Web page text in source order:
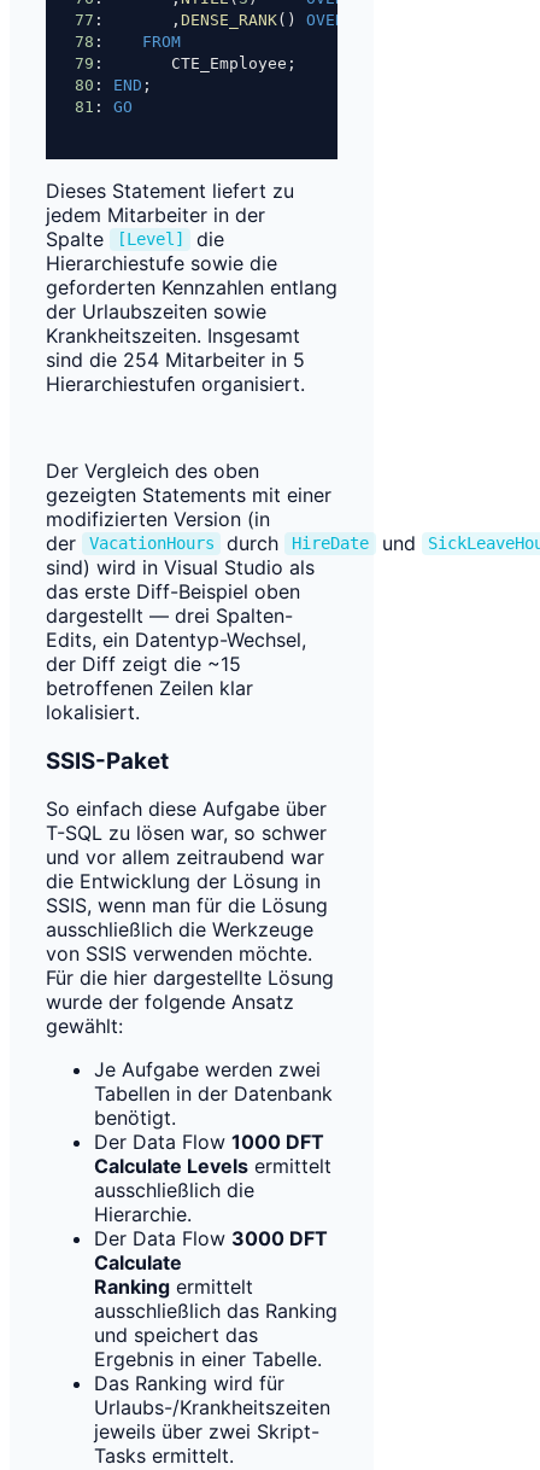
77 :       , DENSE_RANK() OVER
78 : FROM
79 :       CTE_Employee;
80 : END ;
81 : GO
Dieses Statement liefert zu
jedem Mitarbeiter in der
Spalte
[Level]
die
Hierarchiestufe sowie die
geforderten Kennzahlen entlang
der Urlaubszeiten sowie
Krankheitszeiten. Insgesamt
sind die 254 Mitarbeiter in 5
Hierarchiestufen organisiert.
Der Vergleich des oben
gezeigten Statements mit einer
modifizierten Version (in
der
VacationHours durch HireDate und
sind) wird in Visual Studio als
das erste Diff-Beispiel oben
dargestellt — drei Spalten-
Edits, ein Datentyp-Wechsel,
der Diff zeigt die ~15
betroffenen Zeilen klar
lokalisiert.
SSIS-Paket
So einfach diese Aufgabe über
T-SQL zu lösen war, so schwer
und vor allem zeitraubend war
die Entwicklung der Lösung in
SSIS, wenn man für die Lösung
ausschließlich die Werkzeuge
von SSIS verwenden möchte.
Für die hier dargestellte Lösung
wurde der folgende Ansatz
gewählt:
Je Aufgabe werden zwei
Tabellen in der Datenbank
benötigt.
Der Data Flow 1000 DFT
Calculate Levels ermittelt
ausschließlich die
Hierarchie.
Der Data Flow 3000 DFT
Calculate
Ranking ermittelt
ausschließlich das Ranking
und speichert das
Ergebnis in einer Tabelle.
Das Ranking wird für
Urlaubs-/Krankheitszeiten
jeweils über zwei Skript-
Tasks ermittelt.